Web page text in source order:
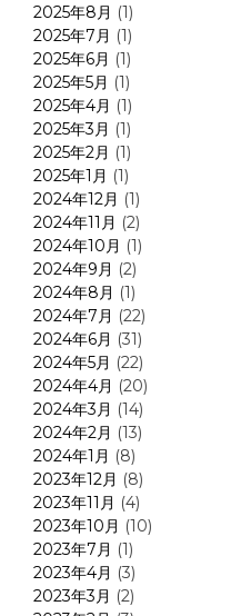
2025年8月 (1)
2025年7月 (1)
2025年6月 (1)
2025年5月 (1)
2025年4月 (1)
2025年3月 (1)
2025年2月 (1)
2025年1月 (1)
2024年12月 (1)
2024年11月 (2)
2024年10月 (1)
2024年9月 (2)
2024年8月 (1)
2024年7月 (22)
2024年6月 (31)
2024年5月 (22)
2024年4月 (20)
2024年3月 (14)
2024年2月 (13)
2024年1月 (8)
2023年12月 (8)
2023年11月 (4)
2023年10月 (10)
2023年7月 (1)
2023年4月 (3)
2023年3月 (2)